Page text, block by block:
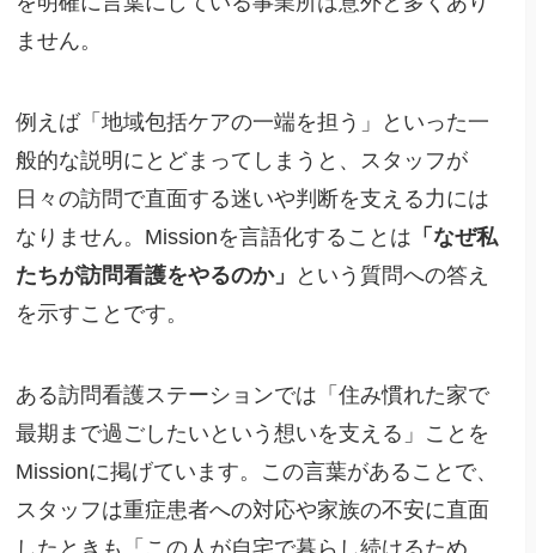
ません。
例えば「地域包括ケアの一端を担う」といった一
般的な説明にとどまってしまうと、スタッフが
日々の訪問で直面する迷いや判断を支える力には
なりません。Missionを言語化することは 「なぜ私
たちが訪問看護をやるのか」
という質問への答え
を示すことです。
ある訪問看護ステーションでは「住み慣れた家で
最期まで過ごしたいという想いを支える」ことを
Missionに掲げています。この言葉があることで、
スタッフは重症患者への対応や家族の不安に直面